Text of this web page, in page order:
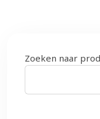
Zoeken naar